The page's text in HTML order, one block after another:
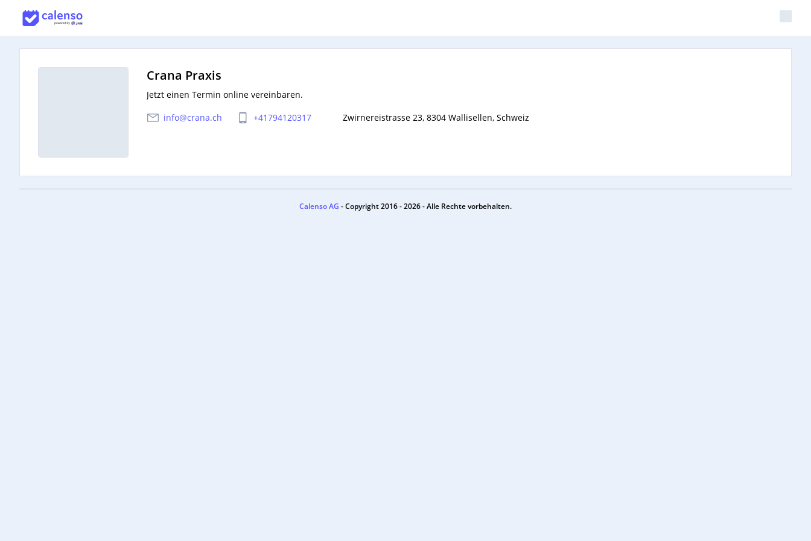
Crana Praxis
Jetzt einen Termin online vereinbaren.
info@crana.ch
+41794120317
Calenso AG - Copyright 2016 - 2026 - Alle Rechte vorbehalten.